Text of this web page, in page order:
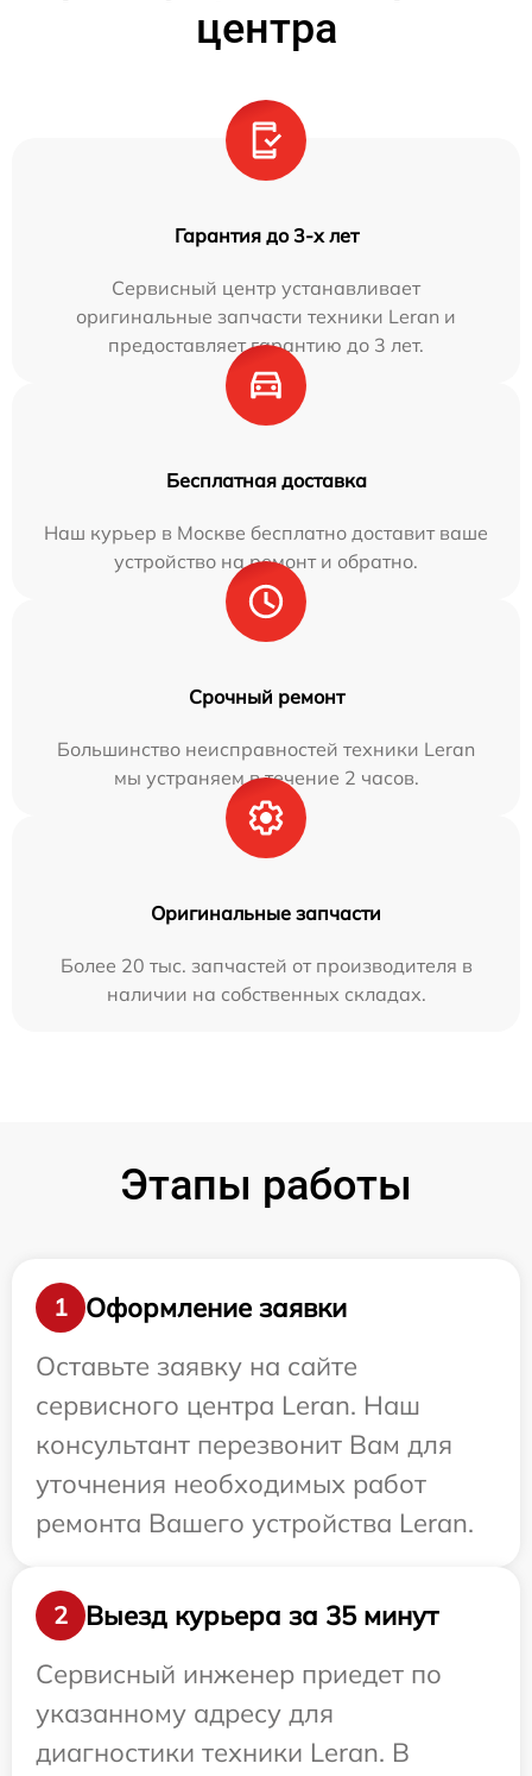
центра
Гарантия до 3-х лет
Сервисный центр устанавливает
оригинальные запчасти техники Leran и
предоставляет гарантию до 3 лет.
Бесплатная доставка
Наш курьер в Москве бесплатно доставит ваше
устройство на ремонт и обратно.
Срочный ремонт
Большинство неисправностей техники Leran
мы устраняем в течение 2 часов.
Оригинальные запчасти
Более 20 тыс. запчастей от производителя в
наличии на собственных складах.
Этапы работы
1
Оформление заявки
Оставьте заявку на сайте
сервисного центра Leran. Наш
консультант перезвонит Вам для
уточнения необходимых работ
ремонта Вашего устройства Leran.
2
Выезд курьера за 35 минут
Сервисный инженер приедет по
указанному адресу для
диагностики техники Leran. В